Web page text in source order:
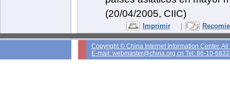
(20/04/2005, CIIC)
Imprimir |
Copyright © China Internet Information Center.
E-mail: webmaster@china.org.cn Tel: 86-10-